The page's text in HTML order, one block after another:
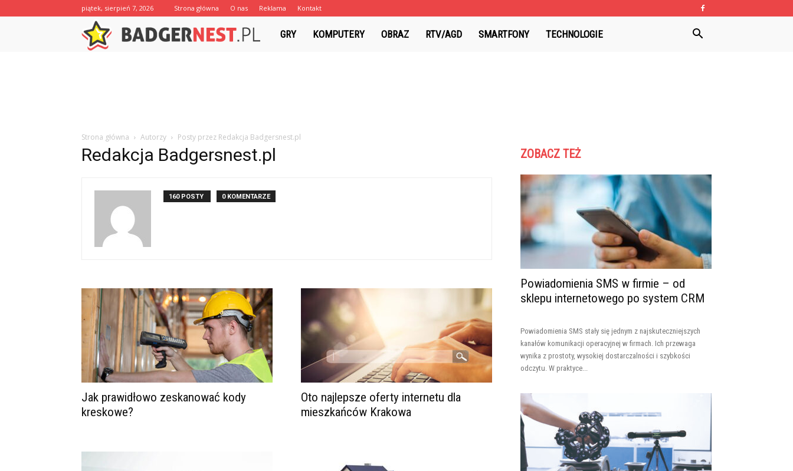
piątek, sierpień 7, 2026 Strona główna O nas Reklama Kontakt
badgersnest.pl
GRY KOMPUTERY OBRAZ RTV/AGD SMARTFONY TECHNOLOGIE
Strona główna Autorzy Posty przez Redakcja Badgersnest.pl
Redakcja Badgersnest.pl
160 POSTY 0 KOMENTARZE
Jak prawidłowo zeskanować kody
kreskowe?
Oto najlepsze oferty internetu dla
mieszkańców Krakowa
ZOBACZ TEŻ
Powiadomienia SMS w firmie – od
sklepu internetowego po system CRM
Powiadomienia SMS stały się jednym z najskuteczniejszych
kanałów komunikacji operacyjnej w firmach. Ich przewaga
wynika z prostoty, wysokiej dostarczalności i szybkości
odczytu. W praktyce...